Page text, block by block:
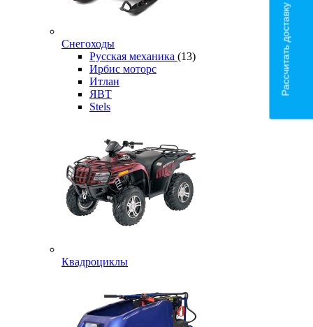
Снегоходы
Русская механика (13)
Ирбис моторс
Итлан
ЯВТ
Stels
Квадроциклы
Рассчитать доставку